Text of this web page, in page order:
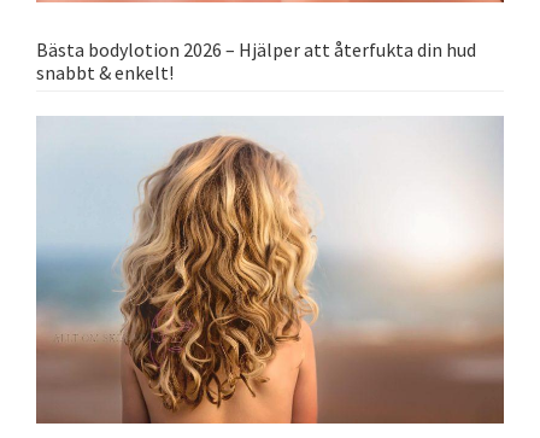
Bästa bodylotion 2026 – Hjälper att återfukta din hud
snabbt & enkelt!